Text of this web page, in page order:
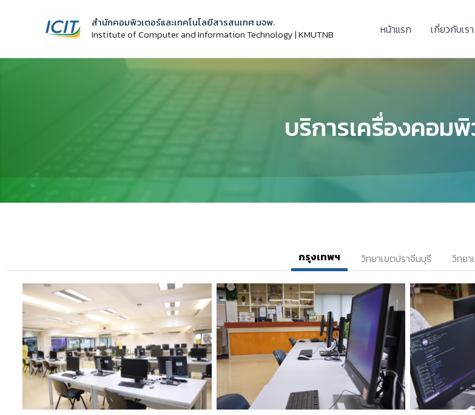
สำนักคอมพิวเตอร์และเทคโนโลยีสารสนเทศ มจพ.
Institute of Computer and Information Technology | KMUTNB
หน้าแรก เกี่ยวกับเรา
บริการเครื่องคอมพิ
กรุงเทพฯ วิทยาเขตปราจีนบุรี วิทยา